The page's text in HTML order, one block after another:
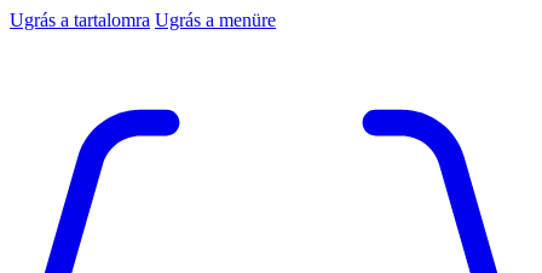
Ugrás a tartalomra Ugrás a menüre